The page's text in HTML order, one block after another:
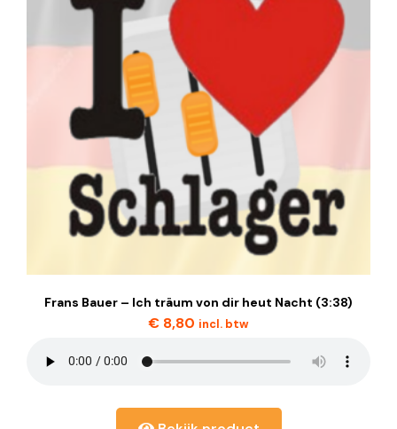
Frans Bauer – Ich träum von dir heut Nacht (3:38)
€ 8,80 incl. btw